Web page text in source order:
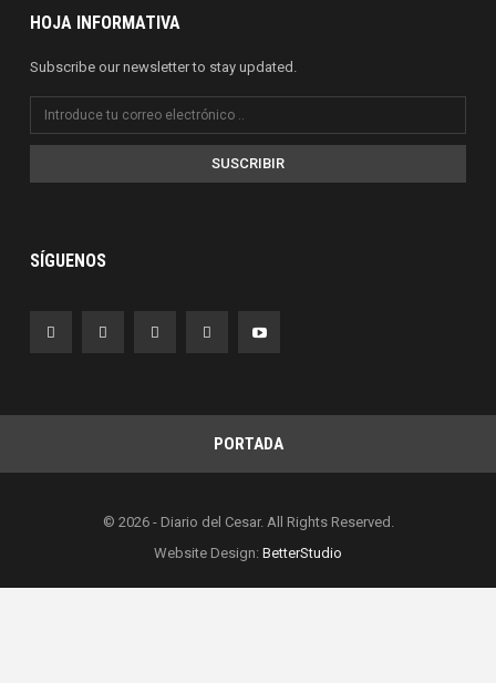
HOJA INFORMATIVA
Subscribe our newsletter to stay updated.
SUSCRIBIR
SÍGUENOS
PORTADA
© 2026 - Diario del Cesar. All Rights Reserved.
Website Design: BetterStudio